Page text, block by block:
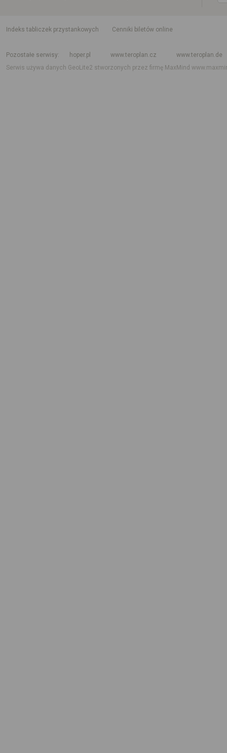
indeks tabliczek przystankowych
Cenniki biletów online
Pozostałe serwisy
hoper.pl www.teroplan.cz
www.teroplan.de
Serwis używa danych GeoLite2 stworzonych przez firmę MaxMind